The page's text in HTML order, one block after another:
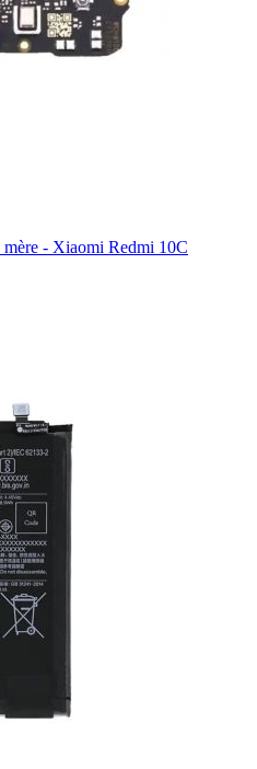
mère - Xiaomi Redmi 10C